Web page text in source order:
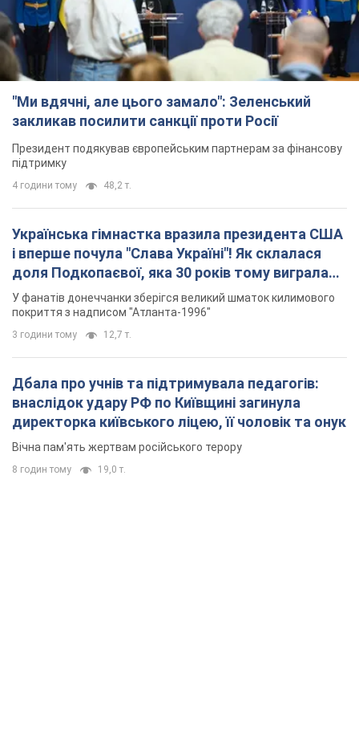
"Ми вдячні, але цього замало": Зеленський
закликав посилити санкції проти Росії
Президент подякував європейським партнерам за фінансову
підтримку
4 години тому 48,2 т.
Українська гімнастка вразила президента США
і вперше почула "Слава Україні"! Як склалася
доля Подкопаєвої, яка 30 років тому виграла
"золото" Олімпіади
У фанатів донеччанки зберігся великий шматок килимового
покриття з надписом "Атланта-1996"
3 години тому 12,7 т.
Дбала про учнів та підтримувала педагогів:
внаслідок удару РФ по Київщині загинула
директорка київського ліцею, її чоловік та онук
Вічна пам'ять жертвам російського терору
8 годин тому 19,0 т.